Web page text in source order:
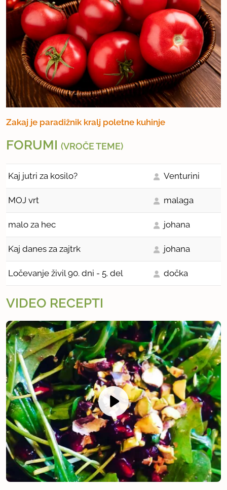
Zakaj je paradižnik kralj poletne kuhinje
FORUMI (VROČE TEME)
Kaj jutri za kosilo? Venturini
MOJ vrt malaga
malo za hec johana
Kaj danes za zajtrk johana
Ločevanje živil 90. dni - 5. del dočka
VIDEO RECEPTI